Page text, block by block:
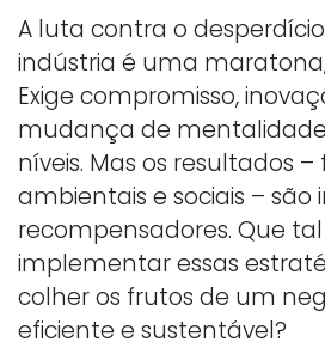
A luta contra o
indústria é uma
Exige compromisso,
mudança de
níveis. Mas os resultados –
ambientais e sociais –
recompensadores. Que
implementar essas
colher os frutos de um
eficiente e sustentável?